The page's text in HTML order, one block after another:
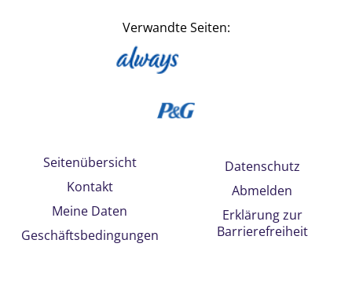
Verwandte Seiten:
Seitenübersicht
Kontakt
Meine Daten
Geschäftsbedingungen
Datenschutz
Abmelden
Erklärung zur
Barrierefreiheit